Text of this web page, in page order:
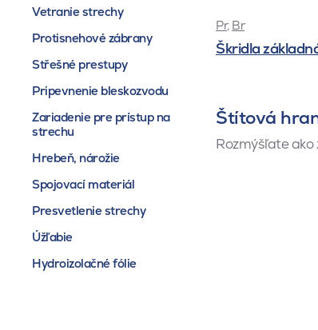
Vetranie strechy
Protisnehové zábrany
Střešné prestupy
Pripevnenie bleskozvodu
Zariadenie pre prístup na
strechu
Hrebeň, nárožie
Spojovací materiál
Presvetlenie strechy
Úžľabie
Hydroizolačné fólie
Pr, Br
Škridla
Štítová
Rozmýšľate